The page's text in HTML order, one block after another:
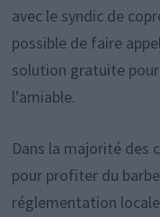
avec le syndic de
possible de faire
solution gratuite
l’amiable.
Dans la majorité des
pour profiter du
réglementation